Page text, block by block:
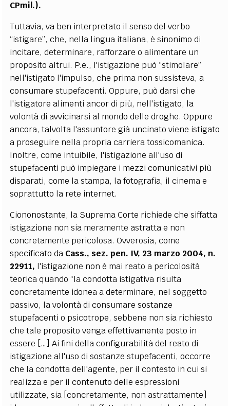
CPmil.).
Tuttavia, va ben interpretato il senso del verbo
“istigare”, che, nella lingua italiana, è sinonimo di
incitare, determinare, rafforzare o alimentare un
proposito altrui. P.e., l'istigazione può “stimolare”
nell'istigato l'impulso, che prima non sussisteva, a
consumare stupefacenti. Oppure, può darsi che
l'istigatore alimenti ancor di più, nell'istigato, la
volontà di avvicinarsi al mondo delle droghe. Oppure
ancora, talvolta l'assuntore già uncinato viene istigato
a proseguire nella propria carriera tossicomanica.
Inoltre, come intuibile, l'istigazione all'uso di
stupefacenti può impiegare i mezzi comunicativi più
disparati, come la stampa, la fotografia, il cinema e
soprattutto la rete internet.
Ciononostante, la Suprema Corte richiede che siffatta
istigazione non sia meramente astratta e non
concretamente pericolosa. Ovverosia, come
specificato da Cass., sez. pen. IV, 23 marzo 2004, n.
22911, l'istigazione non è mai reato a pericolosità
teorica quando “la condotta istigativa risulta
concretamente idonea a determinare, nel soggetto
passivo, la volontà di consumare sostanze
stupefacenti o psicotrope, sebbene non sia richiesto
che tale proposito venga effettivamente posto in
essere […] Ai fini della configurabilità del reato di
istigazione all'uso di sostanze stupefacenti, occorre
che la condotta dell'agente, per il contesto in cui si
realizza e per il contenuto delle espressioni
utilizzate, sia [concretamente, non astrattamente]